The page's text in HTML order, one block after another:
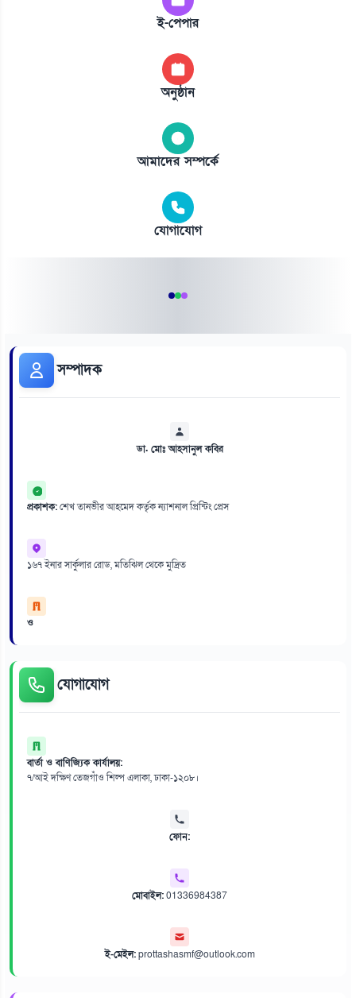
ই-পেপার
অনুষ্ঠান
আমাদের সম্পর্কে
যোগাযোগ
সম্পাদক
ডা. মোঃ আহসানুল কবির
প্রকাশক:শেখ তানভীর আহমেদ কর্তৃক ন্যাশনাল প্রিন্টিং প্রেস
১৬৭ ইনার সার্কুলার রোড, মতিঝিল থেকে মুদ্রিত
ও
যোগাযোগ
বার্তা ও বাণিজ্যিক কার্যালয়:
৭/আই দক্ষিণ তেজগাঁও শিল্প এলাকা, ঢাকা-১২০৮।
ফোন:
মোবাইল:01336984387
ই-মেইল:prottashasmf@outlook.com